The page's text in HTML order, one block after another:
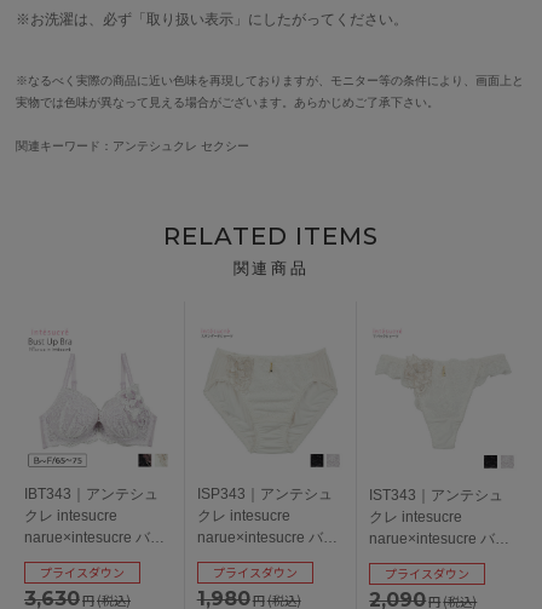
※お洗濯は、必ず「取り扱い表示」にしたがってください。
※なるべく実際の商品に近い色味を再現しておりますが、モニター等の条件により、画面上と
実物では色味が異なって見える場合がございます。あらかじめご了承下さい。
関連キーワード：アンテシュクレ セクシー
RELATED ITEMS
関連商品
IBT343｜アンテシュ
クレ intesucre
narue×intesucre バス
トアップブラ ブラジ
ャー単品 ふっくらデ
コルテメイク BCDEF
3,630円(税込)
プライスダウン
ISP343｜アンテシュ
クレ intesucre
narue×intesucre バス
トアップブラ IBT343
ペア スタンダードシ
ョーツ 全3色 M/L
1,980円(税込)
プライスダウン
IST343｜アンテシュ
クレ intesucre
narue×intesucre バス
トアップブラ IBT343
ペア Ｔバックショー
ツ 全3色 M/L
2,090円(税込)
プライスダウン